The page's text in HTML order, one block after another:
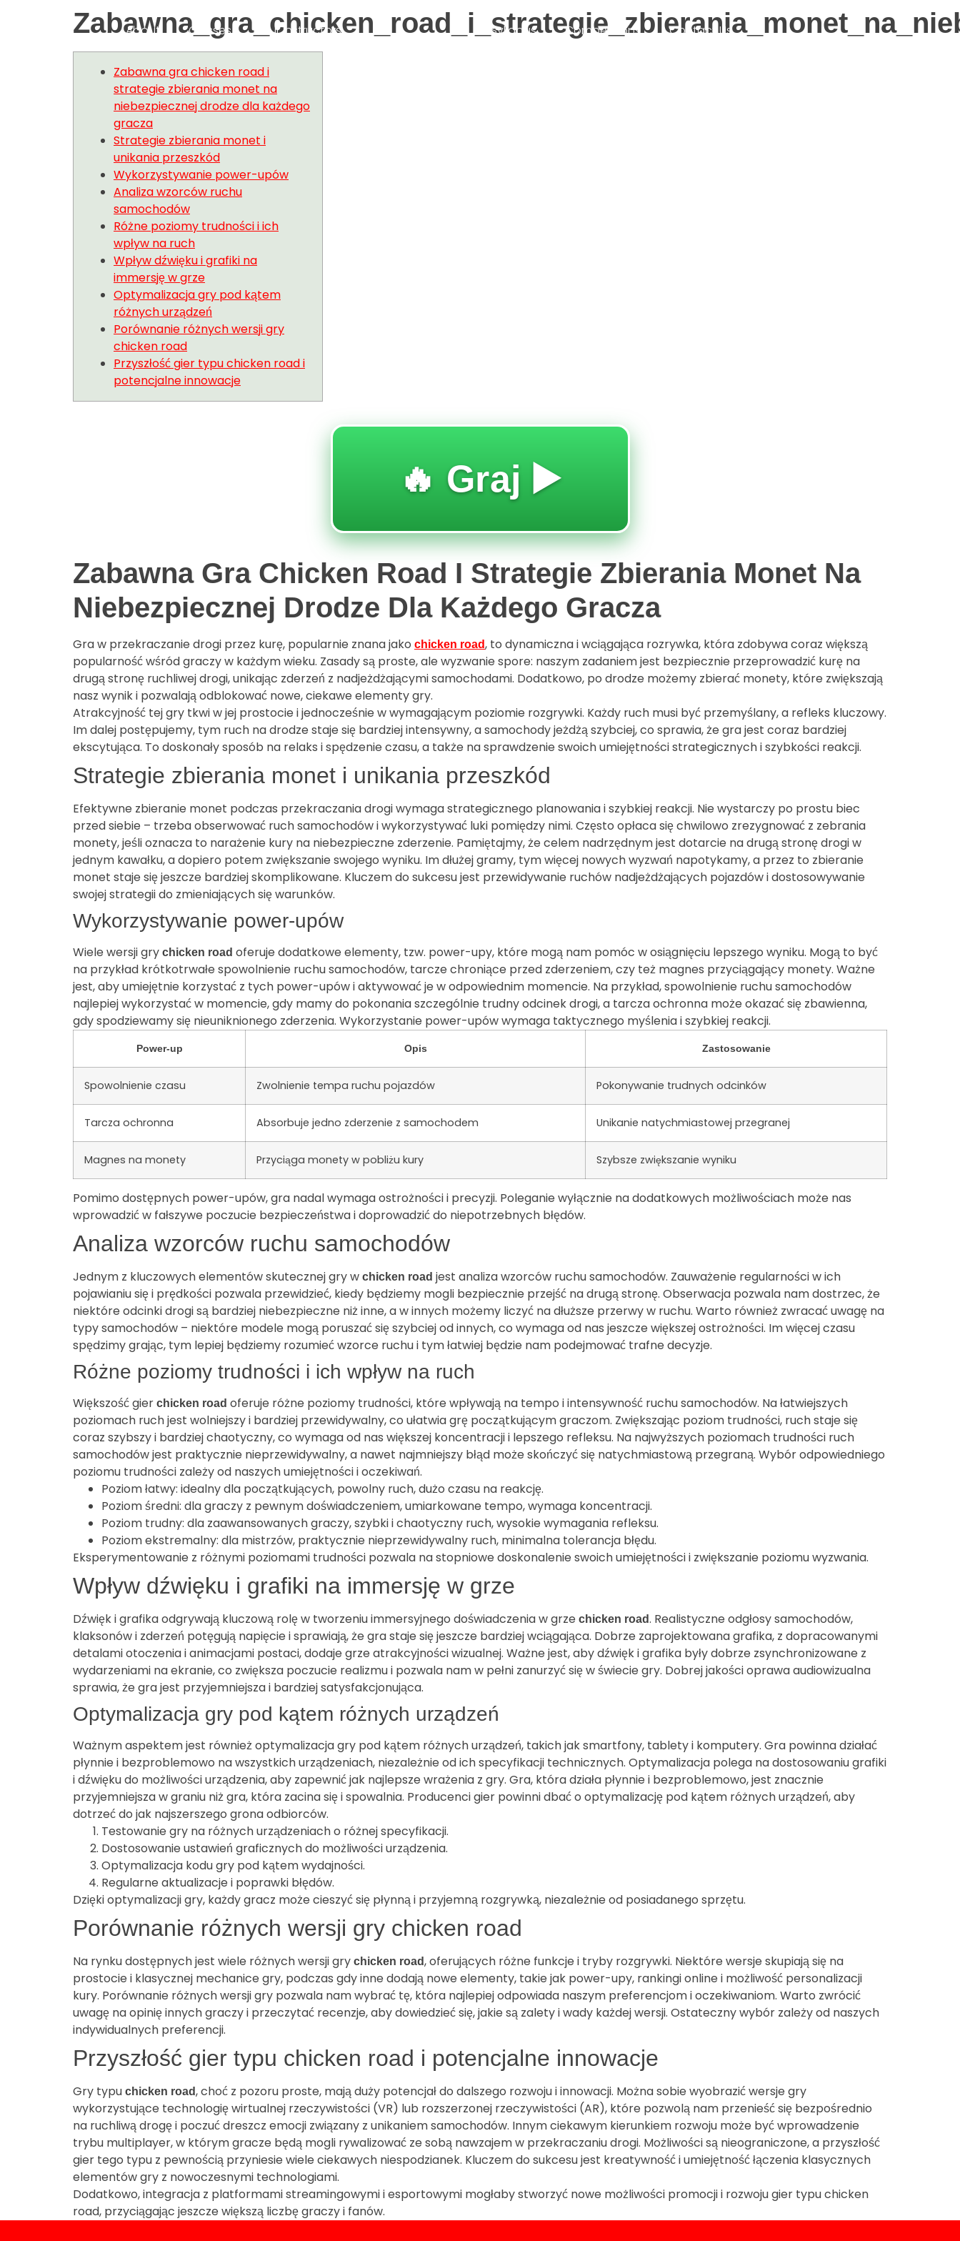
About Classes Our Instructors Syllabus Competitions Contact Us
Zabawna gra chicken road i
strategie zbierania monet na
niebezpiecznej drodze dla każdego
gracza
Strategie zbierania monet i
unikania przeszkód
Wykorzystywanie power-upów
Analiza wzorców ruchu
samochodów
Różne poziomy trudności i ich
wpływ na ruch
Wpływ dźwięku i grafiki na
immersję w grze
Optymalizacja gry pod kątem
różnych urządzeń
Porównanie różnych wersji gry
chicken road
Przyszłość gier typu chicken road i
potencjalne innowacje
🔥 Graj ▶️
Zabawna Gra Chicken Road I Strategie Zbierania Monet Na
Niebezpiecznej Drodze Dla Każdego Gracza
Gra w przekraczanie drogi przez kurę, popularnie znana jako chicken road, to dynamiczna i wciągająca rozrywka, która zdobywa coraz większą
popularność wśród graczy w każdym wieku. Zasady są proste, ale wyzwanie spore: naszym zadaniem jest bezpiecznie przeprowadzić kurę na
drugą stronę ruchliwej drogi, unikając zderzeń z nadjeżdżającymi samochodami. Dodatkowo, po drodze możemy zbierać monety, które zwiększają
nasz wynik i pozwalają odblokować nowe, ciekawe elementy gry.
Atrakcyjność tej gry tkwi w jej prostocie i jednocześnie w wymagającym poziomie rozgrywki. Każdy ruch musi być przemyślany, a refleks kluczowy.
Im dalej postępujemy, tym ruch na drodze staje się bardziej intensywny, a samochody jeżdżą szybciej, co sprawia, że gra jest coraz bardziej
ekscytująca. To doskonały sposób na relaks i spędzenie czasu, a także na sprawdzenie swoich umiejętności strategicznych i szybkości reakcji.
Strategie zbierania monet i unikania przeszkód
Efektywne zbieranie monet podczas przekraczania drogi wymaga strategicznego planowania i szybkiej reakcji. Nie wystarczy po prostu biec
przed siebie – trzeba obserwować ruch samochodów i wykorzystywać luki pomiędzy nimi. Często opłaca się chwilowo zrezygnować z zebrania
monety, jeśli oznacza to narażenie kury na niebezpieczne zderzenie. Pamiętajmy, że celem nadrzędnym jest dotarcie na drugą stronę drogi w
jednym kawałku, a dopiero potem zwiększanie swojego wyniku. Im dłużej gramy, tym więcej nowych wyzwań napotykamy, a przez to zbieranie
monet staje się jeszcze bardziej skomplikowane. Kluczem do sukcesu jest przewidywanie ruchów nadjeżdżających pojazdów i dostosowywanie
swojej strategii do zmieniających się warunków.
Wykorzystywanie power-upów
Wiele wersji gry chicken road oferuje dodatkowe elementy, tzw. power-upy, które mogą nam pomóc w osiągnięciu lepszego wyniku. Mogą to być
na przykład krótkotrwałe spowolnienie ruchu samochodów, tarcze chroniące przed zderzeniem, czy też magnes przyciągający monety. Ważne
jest, aby umiejętnie korzystać z tych power-upów i aktywować je w odpowiednim momencie. Na przykład, spowolnienie ruchu samochodów
najlepiej wykorzystać w momencie, gdy mamy do pokonania szczególnie trudny odcinek drogi, a tarcza ochronna może okazać się zbawienna,
gdy spodziewamy się nieuniknionego zderzenia. Wykorzystanie power-upów wymaga taktycznego myślenia i szybkiej reakcji.
Power-up Opis Zastosowanie
Spowolnienie czasu Zwolnienie tempa ruchu pojazdów Pokonywanie trudnych odcinków
Tarcza ochronna Absorbuje jedno zderzenie z samochodem Unikanie natychmiastowej przegranej
Magnes na monety Przyciąga monety w pobliżu kury Szybsze zwiększanie wyniku
Pomimo dostępnych power-upów, gra nadal wymaga ostrożności i precyzji. Poleganie wyłącznie na dodatkowych możliwościach może nas
wprowadzić w fałszywe poczucie bezpieczeństwa i doprowadzić do niepotrzebnych błędów.
Analiza wzorców ruchu samochodów
Jednym z kluczowych elementów skutecznej gry w chicken road jest analiza wzorców ruchu samochodów. Zauważenie regularności w ich
pojawianiu się i prędkości pozwala przewidzieć, kiedy będziemy mogli bezpiecznie przejść na drugą stronę. Obserwacja pozwala nam dostrzec, że
niektóre odcinki drogi są bardziej niebezpieczne niż inne, a w innych możemy liczyć na dłuższe przerwy w ruchu. Warto również zwracać uwagę na
typy samochodów – niektóre modele mogą poruszać się szybciej od innych, co wymaga od nas jeszcze większej ostrożności. Im więcej czasu
spędzimy grając, tym lepiej będziemy rozumieć wzorce ruchu i tym łatwiej będzie nam podejmować trafne decyzje.
Różne poziomy trudności i ich wpływ na ruch
Większość gier chicken road oferuje różne poziomy trudności, które wpływają na tempo i intensywność ruchu samochodów. Na łatwiejszych
poziomach ruch jest wolniejszy i bardziej przewidywalny, co ułatwia grę początkującym graczom. Zwiększając poziom trudności, ruch staje się
coraz szybszy i bardziej chaotyczny, co wymaga od nas większej koncentracji i lepszego refleksu. Na najwyższych poziomach trudności ruch
samochodów jest praktycznie nieprzewidywalny, a nawet najmniejszy błąd może skończyć się natychmiastową przegraną. Wybór odpowiedniego
poziomu trudności zależy od naszych umiejętności i oczekiwań.
Poziom łatwy: idealny dla początkujących, powolny ruch, dużo czasu na reakcję.
Poziom średni: dla graczy z pewnym doświadczeniem, umiarkowane tempo, wymaga koncentracji.
Poziom trudny: dla zaawansowanych graczy, szybki i chaotyczny ruch, wysokie wymagania refleksu.
Poziom ekstremalny: dla mistrzów, praktycznie nieprzewidywalny ruch, minimalna tolerancja błędu.
Eksperymentowanie z różnymi poziomami trudności pozwala na stopniowe doskonalenie swoich umiejętności i zwiększanie poziomu wyzwania.
Wpływ dźwięku i grafiki na immersję w grze
Dźwięk i grafika odgrywają kluczową rolę w tworzeniu immersyjnego doświadczenia w grze chicken road. Realistyczne odgłosy samochodów,
klaksonów i zderzeń potęgują napięcie i sprawiają, że gra staje się jeszcze bardziej wciągająca. Dobrze zaprojektowana grafika, z dopracowanymi
detalami otoczenia i animacjami postaci, dodaje grze atrakcyjności wizualnej. Ważne jest, aby dźwięk i grafika były dobrze zsynchronizowane z
wydarzeniami na ekranie, co zwiększa poczucie realizmu i pozwala nam w pełni zanurzyć się w świecie gry. Dobrej jakości oprawa audiowizualna
sprawia, że gra jest przyjemniejsza i bardziej satysfakcjonująca.
Optymalizacja gry pod kątem różnych urządzeń
Ważnym aspektem jest również optymalizacja gry pod kątem różnych urządzeń, takich jak smartfony, tablety i komputery. Gra powinna działać
płynnie i bezproblemowo na wszystkich urządzeniach, niezależnie od ich specyfikacji technicznych. Optymalizacja polega na dostosowaniu grafiki
i dźwięku do możliwości urządzenia, aby zapewnić jak najlepsze wrażenia z gry. Gra, która działa płynnie i bezproblemowo, jest znacznie
przyjemniejsza w graniu niż gra, która zacina się i spowalnia. Producenci gier powinni dbać o optymalizację pod kątem różnych urządzeń, aby
dotrzeć do jak najszerszego grona odbiorców.
Testowanie gry na różnych urządzeniach o różnej specyfikacji.
Dostosowanie ustawień graficznych do możliwości urządzenia.
Optymalizacja kodu gry pod kątem wydajności.
Regularne aktualizacje i poprawki błędów.
Dzięki optymalizacji gry, każdy gracz może cieszyć się płynną i przyjemną rozgrywką, niezależnie od posiadanego sprzętu.
Porównanie różnych wersji gry chicken road
Na rynku dostępnych jest wiele różnych wersji gry chicken road, oferujących różne funkcje i tryby rozgrywki. Niektóre wersje skupiają się na
prostocie i klasycznej mechanice gry, podczas gdy inne dodają nowe elementy, takie jak power-upy, rankingi online i możliwość personalizacji
kury. Porównanie różnych wersji gry pozwala nam wybrać tę, która najlepiej odpowiada naszym preferencjom i oczekiwaniom. Warto zwrócić
uwagę na opinię innych graczy i przeczytać recenzje, aby dowiedzieć się, jakie są zalety i wady każdej wersji. Ostateczny wybór zależy od naszych
indywidualnych preferencji.
Przyszłość gier typu chicken road i potencjalne innowacje
Gry typu chicken road, choć z pozoru proste, mają duży potencjał do dalszego rozwoju i innowacji. Można sobie wyobrazić wersje gry
wykorzystujące technologię wirtualnej rzeczywistości (VR) lub rozszerzonej rzeczywistości (AR), które pozwolą nam przenieść się bezpośrednio
na ruchliwą drogę i poczuć dreszcz emocji związany z unikaniem samochodów. Innym ciekawym kierunkiem rozwoju może być wprowadzenie
trybu multiplayer, w którym gracze będą mogli rywalizować ze sobą nawzajem w przekraczaniu drogi. Możliwości są nieograniczone, a przyszłość
gier tego typu z pewnością przyniesie wiele ciekawych niespodzianek. Kluczem do sukcesu jest kreatywność i umiejętność łączenia klasycznych
elementów gry z nowoczesnymi technologiami.
Dodatkowo, integracja z platformami streamingowymi i esportowymi mogłaby stworzyć nowe możliwości promocji i rozwoju gier typu chicken
road, przyciągając jeszcze większą liczbę graczy i fanów.